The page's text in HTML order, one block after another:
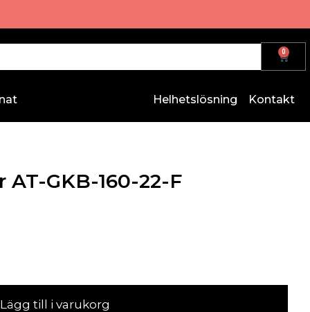
0
Helhetslösning Kontakt
GKB-160-22-F
Lägg till i varukorg